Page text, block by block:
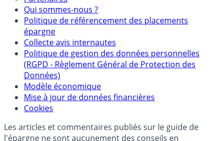
Mentions légales et Conditions d’utilisation
Partenaires
Qui sommes-nous ?
Politique de référencement des placements
épargne
Collecte avis internautes
Politique de gestion des données personnelles
(RGPD - Règlement Général de Protection des
Données)
Modèle économique
Cookies